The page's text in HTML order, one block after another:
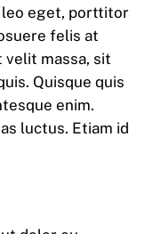
eget, porttitor
felis at
massa, sit
Quisque quis
enim.
luctus. Etiam id